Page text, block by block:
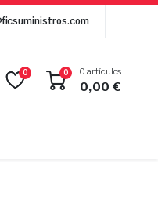
0 0 0 artículos
0,00€